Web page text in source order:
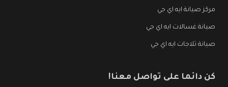
مركز صيانة ايه اي جي
صيانة غسالات ايه اي جي
صيانة ثلاجات ايه اي جي
كن دائما على تواصل معنا!